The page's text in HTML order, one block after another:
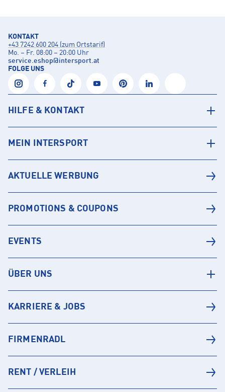
KONTAKT
+43 7242 600 204 (zum Ortstarif)
Mo. – Fr. 08:00 – 20:00 Uhr
service.eshop@intersport.at
FOLGE UNS
HILFE & KONTAKT
MEIN INTERSPORT
AKTUELLE WERBUNG
PROMOTIONS & COUPONS
EVENTS
ÜBER UNS
KARRIERE & JOBS
FIRMENRADL
RENT / VERLEIH